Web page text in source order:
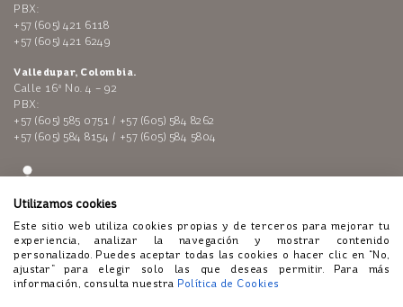
PBX:
+57 (605) 421 6118
+57 (605) 421 6249
Valledupar, Colombia.
Calle 16ª No. 4 – 92
PBX:
+57 (605) 585 0751 / +57 (605) 584 8262
+57 (605) 584 8154 / +57 (605) 584 5804
Enlaces de interés: Polí­tica de tratamiento de datos personales
Utilizamos cookies
Este sitio web utiliza cookies propias y de terceros para mejorar tu
experiencia, analizar la navegación y mostrar contenido
personalizado. Puedes aceptar todas las cookies o hacer clic en “No,
ajustar” para elegir solo las que deseas permitir. Para más
información, consulta nuestra Política de Cookies